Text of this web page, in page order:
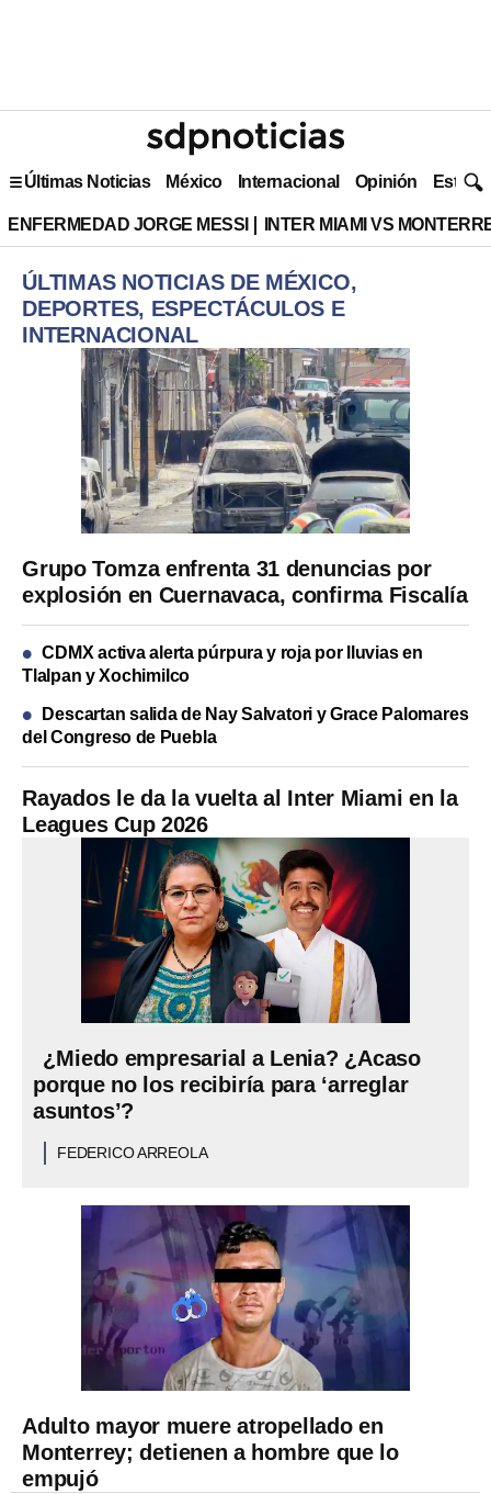
Últimas Noticias México Internacional Opinión Estilo
ENFERMEDAD JORGE MESSI INTER MIAMI VS
ÚLTIMAS NOTICIAS DE MÉXICO,
DEPORTES, ESPECTÁCULOS E
INTERNACIONAL
Rayados le da la vuelta al Inter Miami en la
Leagues Cup 2026
¿Miedo empresarial a Lenia? ¿Acaso
porque no los recibiría para ‘arreglar
asuntos’?
FEDERICO ARREOLA
Grupo Tomza enfrenta 31 denuncias por
explosión en Cuernavaca, confirma Fiscalía
CDMX activa alerta púrpura y roja por lluvias en
Tlalpan y Xochimilco
Descartan salida de Nay Salvatori y Grace Palomares
del Congreso de Puebla
Adulto mayor muere atropellado en
Monterrey; detienen a hombre que lo
empujó